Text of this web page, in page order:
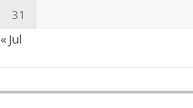
31
« Jul